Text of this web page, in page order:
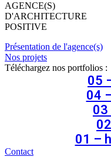
AGENCE(S)
D'ARCHITECTURE
POSITIVE
Présentation de l'agence(s)
Nos projets
Téléchargez nos portfolios :
05
04
03
01 –
Contact